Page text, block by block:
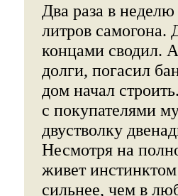
Два раза в
литров самогона.
концами сводил.
долги, погасил
дом начал
с покупателями
двустволку
Несмотря на
живет
сильнее, чем в